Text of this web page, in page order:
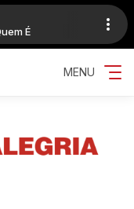
É
MENU